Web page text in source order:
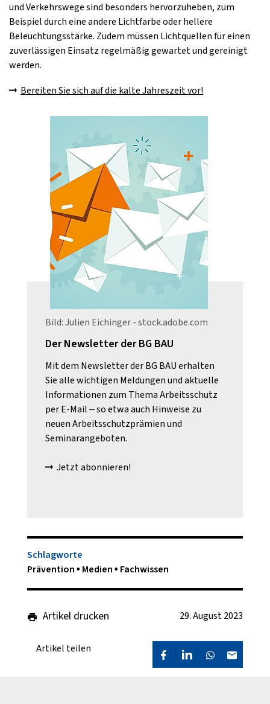
und Verkehrswege sind besonders hervorzuheben, zum
Beispiel durch eine andere Lichtfarbe oder hellere
Beleuchtungsstärke. Zudem müssen Lichtquellen für einen
zuverlässigen Einsatz regelmäßig gewartet und gereinigt
werden.
Bereiten Sie sich auf die kalte Jahreszeit vor!
Bild: Julien Eichinger - stock.adobe.com
Der Newsletter der BG BAU
Mit dem Newsletter der BG BAU erhalten
Sie alle wichtigen Meldungen und aktuelle
Informationen zum Thema Arbeitsschutz
per E-Mail – so etwa auch Hinweise zu
neuen Arbeitsschutzprämien und
Seminarangeboten.
Jetzt abonnieren!
Schlagworte
Prävention
Medien Fachwissen
Artikel drucken 29. August 2023
Artikel teilen